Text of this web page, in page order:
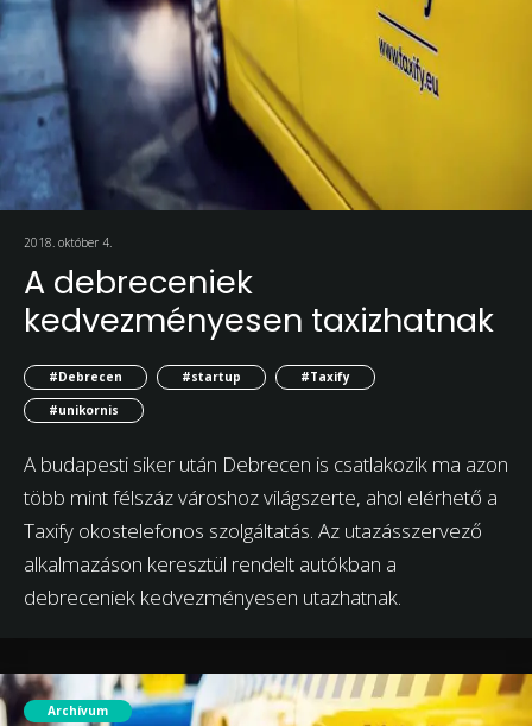
2018. október 4.
A debreceniek
kedvezményesen taxizhatnak
#Debrecen #startup
#Taxify
#unikornis
A budapesti siker után Debrecen is csatlakozik ma azon
több mint félszáz városhoz világszerte, ahol elérhető a
Taxify okostelefonos szolgáltatás. Az utazásszervező
alkalmazáson keresztül rendelt autókban a
debreceniek kedvezményesen utazhatnak.
Archívum